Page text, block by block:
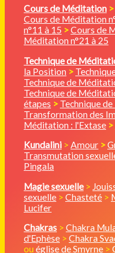
Cours de Méditation >
Cours de Méditation
n°11 à 15 >Cours de
Méditation n°21 à 25
Technique de
la Position >
Technique de
Technique de
étapes > Technique
Transformation des
Méditation : l'Extase >
Kundalini > Amour >
Transmutation
Pingala
Magie sexuelle>
sexuelle > Chasteté >
Lucifer
Chakras > Chakra
d'Ephèse > Chakra
ou église de Smyrne >